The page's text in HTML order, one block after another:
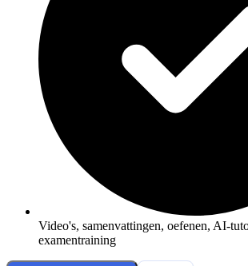
Video's, samenvattingen, oefenen, AI-
examentraining